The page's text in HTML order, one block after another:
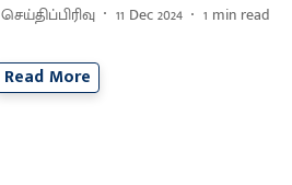
செய்திப்பிரிவு 11 Dec 2024 1 min read
Read More